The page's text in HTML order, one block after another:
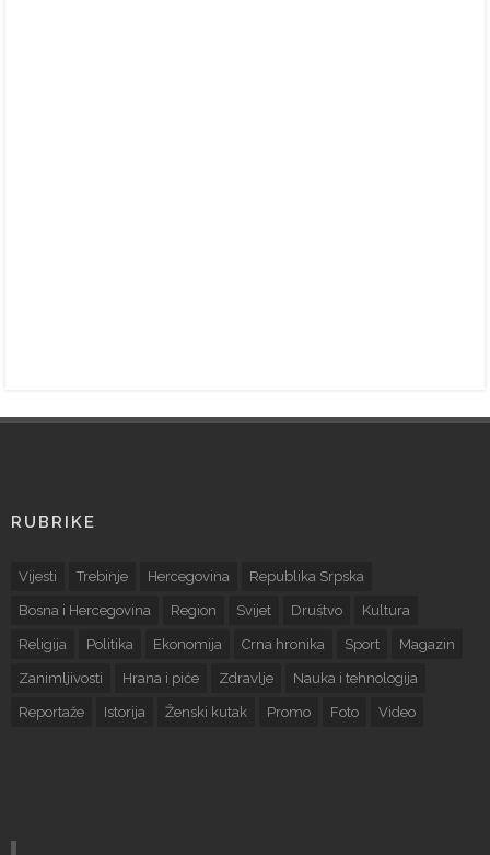
RUBRIKE
Vijesti Trebinje Hercegovina Republika Srpska
Bosna i Hercegovina Region Svijet Društvo Kultura
Religija Politika Ekonomija Crna hronika Sport Magazin
Zanimljivosti Hrana i piće Zdravlje Nauka i tehnologija
Reportaže Istorija Ženski kutak Promo Foto Video